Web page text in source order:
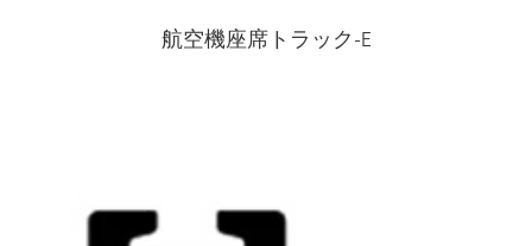
航空機座席トラック-E